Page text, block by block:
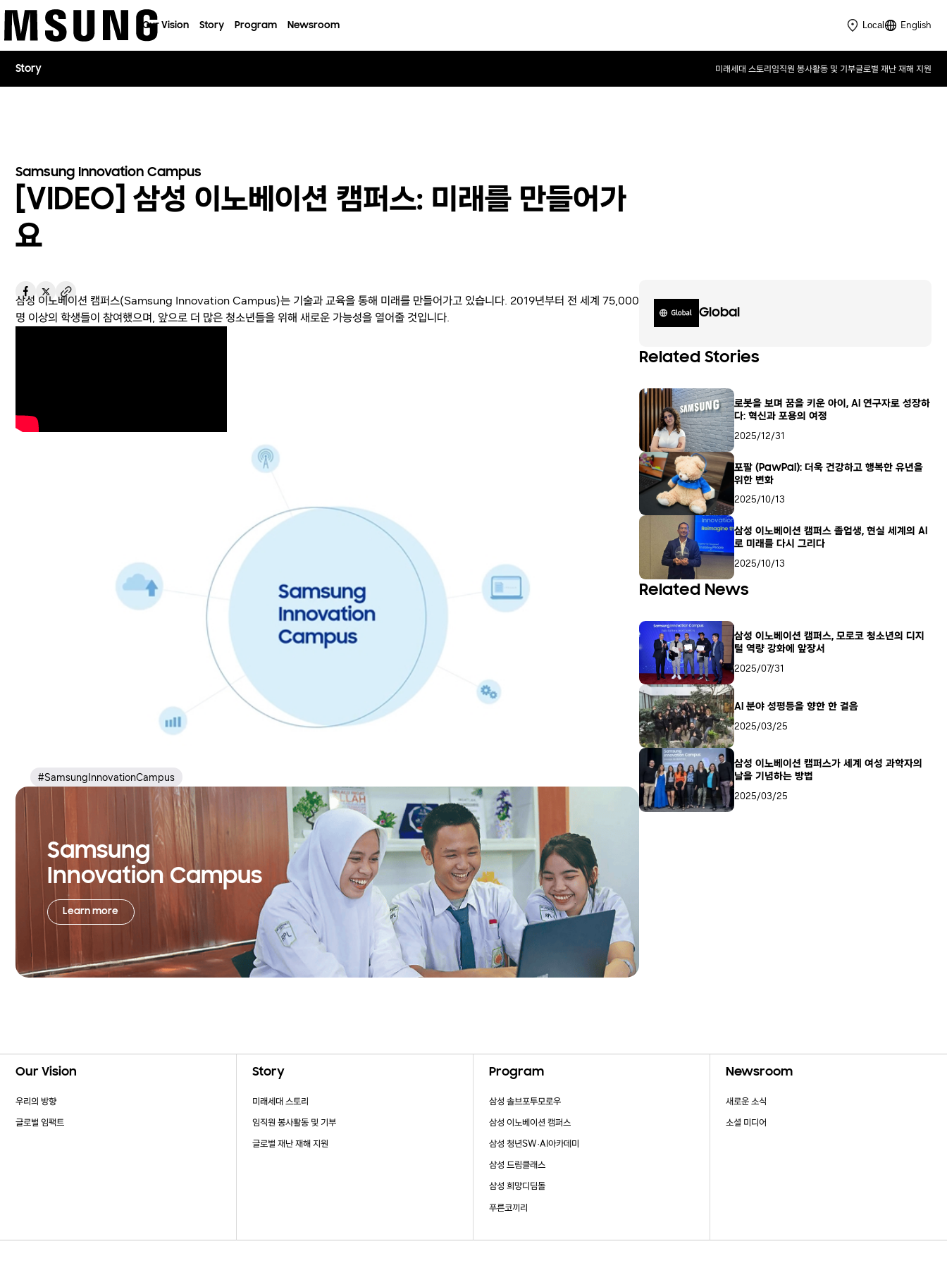
Our Vision Story Program Newsroom Local English
Story 미래세대 스토리임직원 봉사활동 및 기부글로벌 재난 재해 지원
Samsung Innovation Campus
[VIDEO] 삼성 이노베이션 캠퍼스: 미래를 만들어가
요
삼성 이노베이션 캠퍼스(Samsung Innovation Campus)는 기술과 교육을 통해 미래를 만들어가고 있습니다. 2019년부터 전 세계 75,000
명 이상의 학생들이 참여했으며, 앞으로 더 많은 청소년들을 위해 새로운 가능성을 열어줄 것입니다.
#SamsungInnovationCampus
Samsung
Innovation Campus
Learn more
Global
Related Stories
로봇을 보며 꿈을 키운 아이, AI 연구자로 성장하
다: 혁신과 포용의 여정
2025/12/31
포팔 (PawPal): 더욱 건강하고 행복한 유년을
위한 변화
2025/10/13
삼성 이노베이션 캠퍼스 졸업생, 현실 세계의 AI
로 미래를 다시 그리다
2025/10/13
Related News
삼성 이노베이션 캠퍼스, 모로코 청소년의 디지
털 역량 강화에 앞장서
2025/07/31
AI 분야 성평등을 향한 한 걸음
2025/03/25
삼성 이노베이션 캠퍼스가 세계 여성 과학자의
날을 기념하는 방법
2025/03/25
Our Vision
우리의 방향
글로벌 임팩트
Story
미래세대 스토리
임직원 봉사활동 및 기부
글로벌 재난 재해 지원
Program
삼성 솔브포투모로우
삼성 이노베이션 캠퍼스
삼성 청년SW·AI아카데미
삼성 드림클래스
삼성 희망디딤돌
푸른코끼리
Newsroom
새로운 소식
소셜 미디어